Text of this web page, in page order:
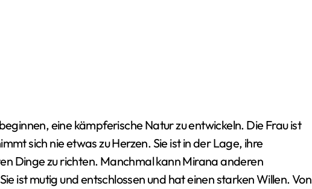
eine kämpferische Natur zu entwickeln. Die Frau ist
sich nie etwas zu Herzen. Sie ist in der Lage, ihre
Dinge zu richten. Manchmal kann Mirana anderen
ist mutig und entschlossen und hat einen starken Willen. Von